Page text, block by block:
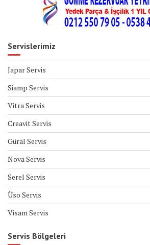
Servislerimiz
Japar Servis
Siamp Servis
Vitra Servis
Creavit Servis
Güral Servis
Nova Servis
Serel Servis
Üso Servis
Visam Servis
Servis Bölgeleri